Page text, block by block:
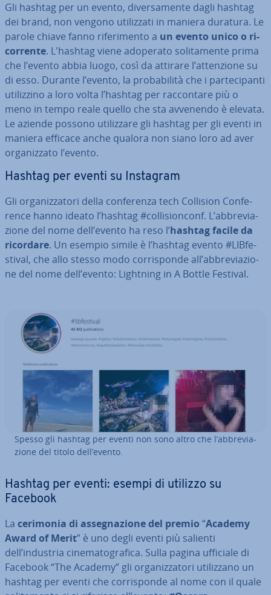
Gli hashtag per un evento, di­ver­sa­men­te dagli hashtag
dei brand, non vengono uti­liz­za­ti in maniera duratura. Le
parole chiave fanno ri­fe­ri­men­to a un evento unico o ri­
cor­ren­te. L'hashtag viene adoperato so­li­ta­men­te prima
che l’evento abbia luogo, così da attirare l’at­ten­zio­ne su
di esso. Durante l’evento, la pro­ba­bi­li­tà che i par­te­ci­pan­ti
uti­liz­zi­no a loro volta l’hashtag per rac­con­ta­re più o
meno in tempo reale quello che sta avvenendo è elevata.
Le aziende possono uti­liz­za­re gli hashtag per gli eventi in
maniera efficace anche qualora non siano loro ad aver
or­ga­niz­za­to l’evento.
Hashtag per eventi su Instagram
Gli or­ga­niz­za­to­ri della con­fe­ren­za tech Collision Con­fe­
ren­ce hanno ideato l’hashtag #col­li­sion­conf. L’ab­bre­via­
zio­ne del nome dell’evento ha reso l’hashtag facile da
ricordare. Un esempio simile è l’hashtag evento #LIB­fe­
sti­val, che allo stesso modo cor­ri­spon­de all’ab­bre­via­zio­
ne del nome dell’evento: Lightning in A Bottle Festival.
Spesso gli hashtag per eventi non sono altro che l’ab­bre­via­
zio­ne del titolo dell’evento.
Hashtag per eventi: esempi di utilizzo su
Facebook
La cerimonia di as­se­gna­zio­ne del premio “Academy
Award of Merit” è uno degli eventi più salienti
dell’industria ci­ne­ma­to­gra­fi­ca. Sulla pagina ufficiale di
Facebook “The Academy” gli or­ga­niz­za­to­ri uti­liz­za­no un
hashtag per eventi che cor­ri­spon­de al nome con il quale